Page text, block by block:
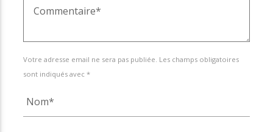
Votre adresse email ne sera pas publiée. Les champs obligatoires
sont indiqués avec *